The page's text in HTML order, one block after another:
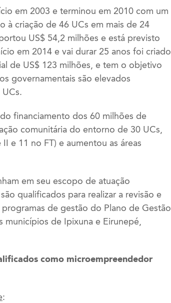
em 2003 e terminou em 2010 com um
à criação de 46 UCs em mais de 24
US$ 54,2 milhões e está previsto
em 2014 e vai durar 25 anos foi criado
de US$ 123 milhões, e tem o objetivo
governamentais são elevados
financiamento dos 60 milhões de
comunitária do entorno de 30 UCs,
e 11 no FT) e aumentou as áreas
em seu escopo de atuação
qualificados para realizar a revisão e
de gestão do Plano de Gestão
municípios de Ipixuna e Eirunepé,
como microempreendedor
: